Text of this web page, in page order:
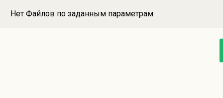
Нет Файлов по заданным параметрам